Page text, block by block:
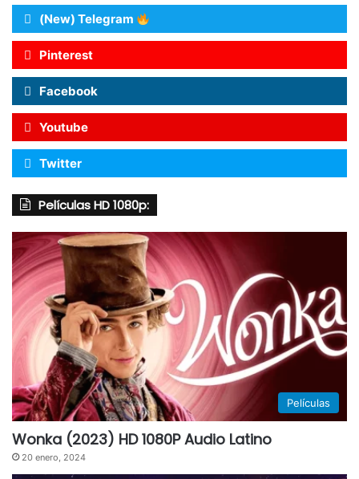
(New) Telegram
Pinterest
Facebook
Youtube
Twitter
Películas HD 1080p:
Películas
Wonka (2023) HD 1080P Audio Latino
20 enero, 2024